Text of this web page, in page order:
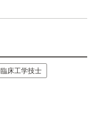
臨床工学技士